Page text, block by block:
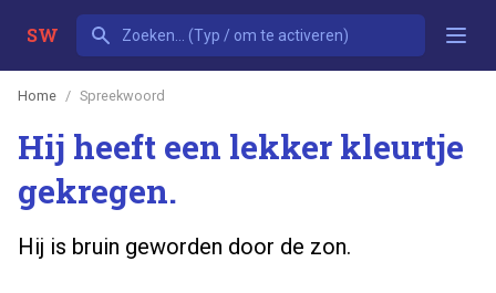
SW
Home Spreekwoord
Hij heeft een lekker kleurtje
gekregen.
Hij is bruin geworden door de zon.